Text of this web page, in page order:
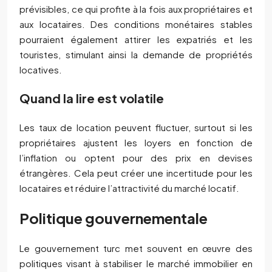
prévisibles, ce qui profite à la fois aux propriétaires et
aux locataires. Des conditions monétaires stables
pourraient également attirer les expatriés et les
touristes, stimulant ainsi la demande de propriétés
locatives.
Quand la lire est volatile
Les taux de location peuvent fluctuer, surtout si les
propriétaires ajustent les loyers en fonction de
l’inflation ou optent pour des prix en devises
étrangères. Cela peut créer une incertitude pour les
locataires et réduire l’attractivité du marché locatif.
Politique gouvernementale
Le gouvernement turc met souvent en œuvre des
politiques visant à stabiliser le marché immobilier en